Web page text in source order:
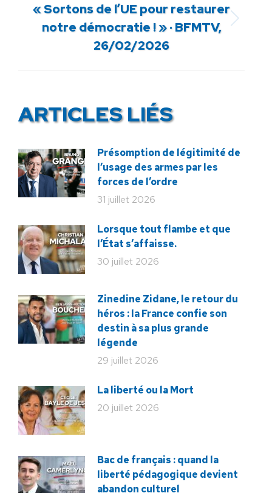
Article
suivant
:
« Sortons de l’UE pour restaurer
notre démocratie ! » · BFMTV,
26/02/2026
ARTICLES LIÉS
Présomption de légitimité de
l’usage des armes par les
forces de l’ordre
31 juillet 2026
Lorsque tout flambe et que
l’État s’affaisse.
30 juillet 2026
Zinedine Zidane, le retour du
héros : la France confie son
destin à sa plus grande
légende
29 juillet 2026
La liberté ou la Mort
20 juillet 2026
Bac de français : quand la
liberté pédagogique devient
abandon culturel